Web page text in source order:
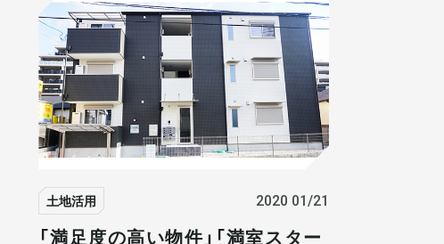
土地活用 2020 01/21
「満足度の高い物件」「満室スター